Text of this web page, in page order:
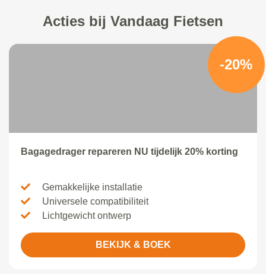
Acties bij Vandaag Fietsen
-20%
Bagagedrager repareren NU tijdelijk 20% korting
Gemakkelijke installatie
Universele compatibiliteit
Lichtgewicht ontwerp
BEKIJK & BOEK